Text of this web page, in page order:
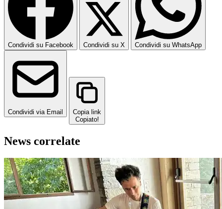
Condividi su Facebook Condividi su X Condividi su WhatsApp
Condividi via Email
Copia link
Copiato!
News correlate